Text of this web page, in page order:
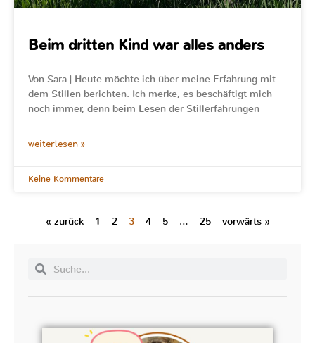
Beim dritten Kind war alles anders
Von Sara | Heute möchte ich über meine Erfahrung mit
dem Stillen berichten. Ich merke, es beschäftigt mich
noch immer, denn beim Lesen der Stillerfahrungen
weiterlesen »
Keine Kommentare
« zurück 1 2 3 4 5 … 25 vorwärts »